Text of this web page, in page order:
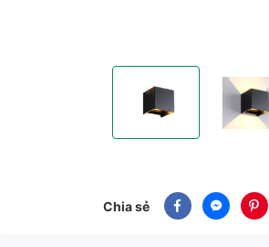
ĐÈN GẮN TƯỜNGĐÈN
Chia sẻ